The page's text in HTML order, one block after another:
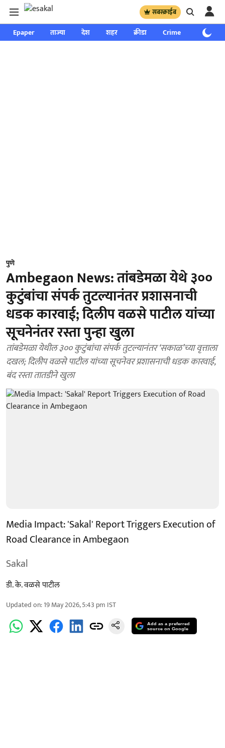
सबस्क्राईब
Epaper ताज्या देश शहर क्रीडा Crime साप्ताहिक
पुणे
Ambegaon News: तांबडेमळा येथे ३००
कुटुंबांचा संपर्क तुटल्यानंतर प्रशासनाची
धडक कारवाई; दिलीप वळसे पाटील यांच्या
सूचनेनंतर रस्ता पुन्हा खुला
तांबडेमळा येथील ३०० कुटुंबांचा संपर्क तुटल्यानंतर ‘सकाळ’च्या वृत्ताला
दखल; दिलीप वळसे पाटील यांच्या सूचनेवर प्रशासनाची धडक कारवाई,
बंद रस्ता तातडीने खुला
Media Impact: 'Sakal' Report Triggers Execution of
Road Clearance in Ambegaon
Sakal
डी. के. वळसे पाटील
Updated on:19 May 2026, 5:43 pm IST
Add as a preferred
source on Google